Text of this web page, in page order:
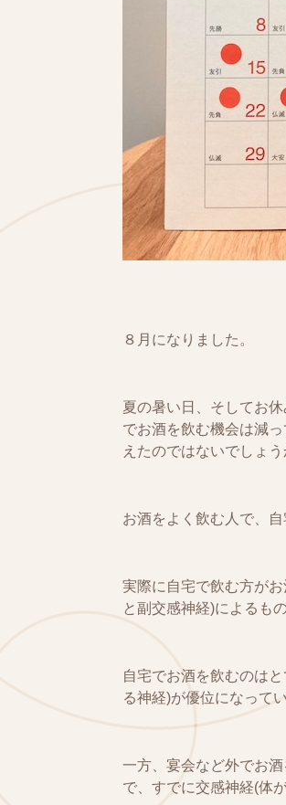
８月になりました。
夏の暑い日、そしてお
でお酒を飲む機会は減
えたのではないでしょう
お酒をよく飲む人で、
実際に自宅で飲む方が
と副交感神経)によるもの
自宅でお酒を飲むのは
る神経)が優位になって
一方、宴会など外でお
で、すでに交感神経(体